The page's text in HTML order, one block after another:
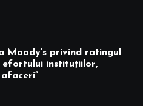
Moody’s privind ratingul
efortului instituțiilor,